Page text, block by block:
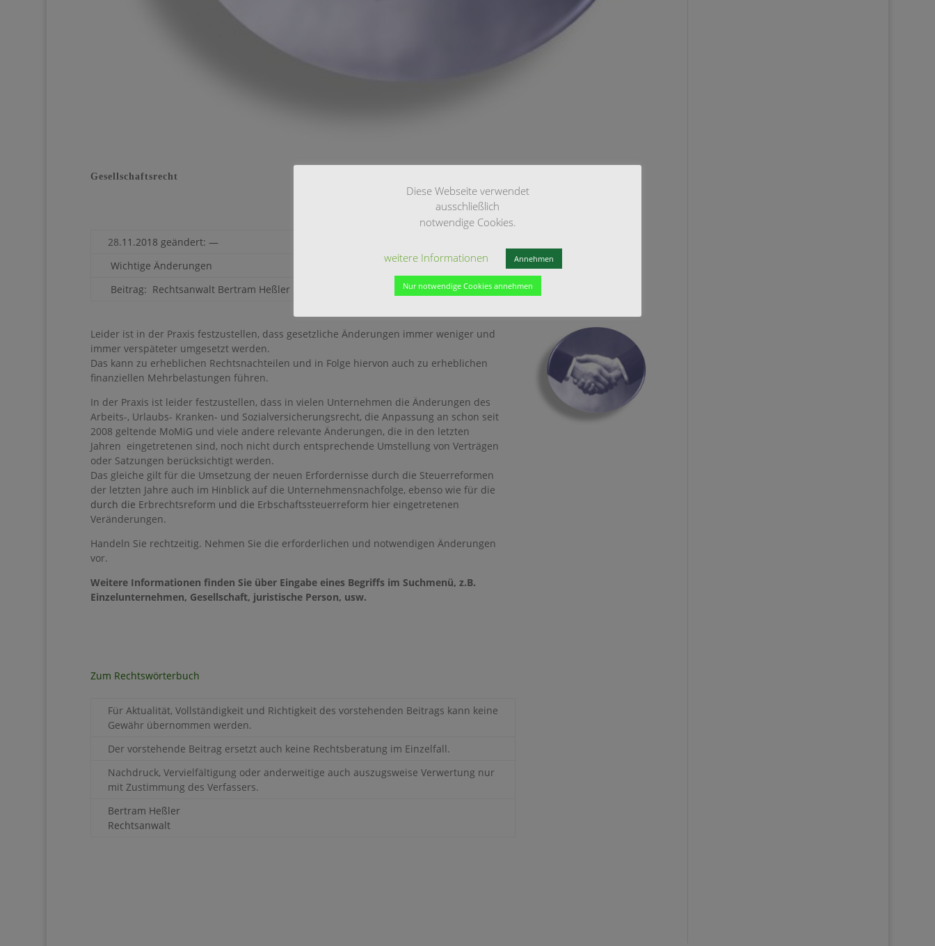
Gesellschaftsrecht
28.11.2018 geändert: —
Wichtige Änderungen
Beitrag: Rechtsanwalt Bertram Heßler
Leider ist in der Praxis festzustellen, dass gesetzliche Änderungen immer weniger und
immer verspäteter umgesetzt werden.
Das kann zu erheblichen Rechtsnachteilen und in Folge hiervon auch zu erheblichen
finanziellen Mehrbelastungen führen.
In der Praxis ist leider festzustellen, dass in vielen Unternehmen die Änderungen des
Arbeits-, Urlaubs- Kranken- und Sozialversicherungsrecht, die Anpassung an schon seit
2008 geltende MoMiG und viele andere relevante Änderungen, die in den letzten
Jahren eingetretenen sind, noch nicht durch entsprechende Umstellung von Verträgen
oder Satzungen berücksichtigt werden.
Das gleiche gilt für die Umsetzung der neuen Erfordernisse durch die Steuerreformen
der letzten Jahre auch im Hinblick auf die Unternehmensnachfolge, ebenso wie für die
durch die Erbrechtsreform und die Erbschaftssteuerreform hier eingetretenen
Veränderungen.
Handeln Sie rechtzeitig. Nehmen Sie die erforderlichen und notwendigen Änderungen
vor.
Weitere Informationen finden Sie über Eingabe eines Begriffs im Suchmenü, z.B.
Einzelunternehmen, Gesellschaft, juristische Person, usw.
Zum Rechtswörterbuch
Für Aktualität, Vollständigkeit und Richtigkeit des vorstehenden Beitrags kann keine
Gewähr übernommen werden.
Der vorstehende Beitrag ersetzt auch keine Rechtsberatung im Einzelfall.
Nachdruck, Vervielfältigung oder anderweitige auch auszugsweise Verwertung nur
mit Zustimmung des Verfassers.
Bertram Heßler
Rechtsanwalt
Diese Webseite verwendet
ausschließlich
notwendige Cookies.
weitere Informationen Annehmen
Nur notwendige Cookies annehmen